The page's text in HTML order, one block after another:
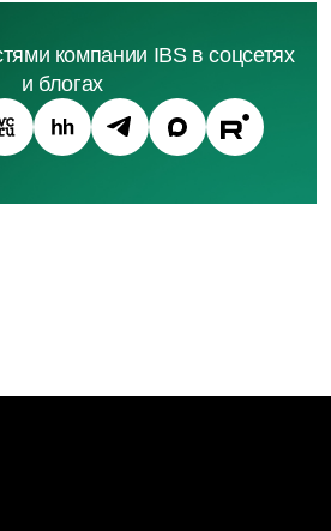
компании IBS в соцсетях
и блогах